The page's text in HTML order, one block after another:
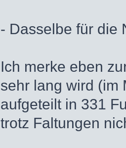
- Dasselbe für die
Ich merke eben
sehr lang wird (im
aufgeteilt in 331
trotz Faltungen